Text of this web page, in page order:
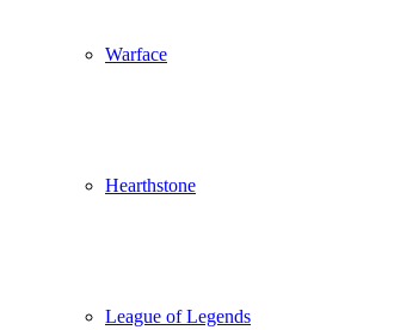
Warface
Hearthstone
League of Legends